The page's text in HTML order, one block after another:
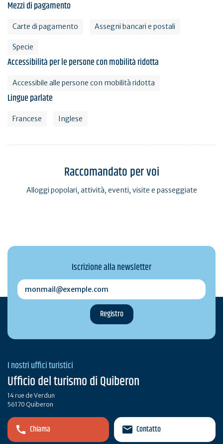
Mezzi di pagamento
Carte di pagamento Assegni bancari e postali
Specie
Accessibilità per le persone con mobilità ridotta
Accessibile alle persone con mobilità ridotta
Lingue parlate
Francese Inglese
Raccomandato per voi
Alloggi popolari, attività, eventi, visite e passeggiate
Iscrizione alla newsletter
monmail@exemple.com
I nostri uffici turistici
Ufficio del turismo di Quiberon
14 rue de Verdun
56170 Quiberon
Chiama Contatto